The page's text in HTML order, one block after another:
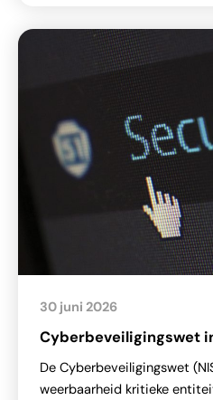
Cyberbeveiligingswet
30 juni 2026
De Cyberbeveiligingswet
weerbaarheid kritieke